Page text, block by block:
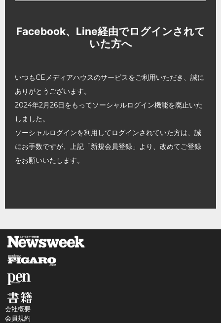
Facebook、Line経由でログインされて
いた方へ
いつもCEメディアハウスのサービスをご利用いただき、誠に
ありがとうございます。
2024年2月26日をもってソーシャルログイン機能を廃止いた
しました。
ソーシャルログインを利用してログインされていた方は、誠
にお手数ですが、上記「新規会員登録」より、改めてご登録
をお願いいたします。
会社概要
会員規約